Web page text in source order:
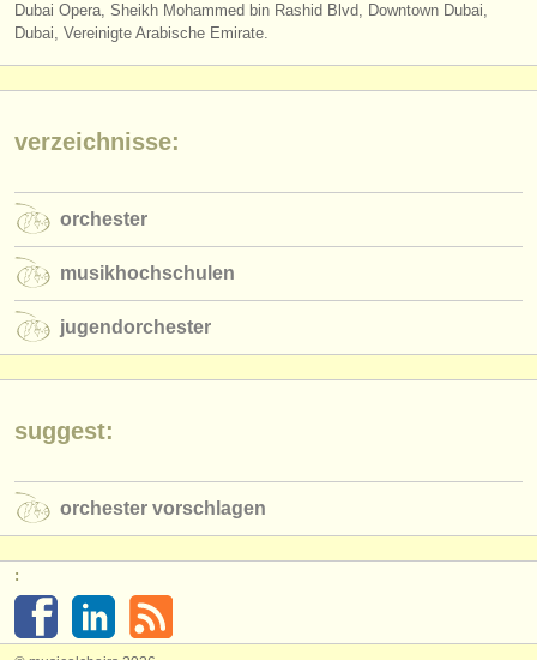
rss feeds
nachrichten in der klassischen musik
verlage:
find out about our
ATSfaq
einloggen
Dubai Opera, Sheikh Mohammed bin Rashid Blvd, Downtown Dubai,
Dubai, Vereinigte Arabische Emirate.
verzeichnisse:
orchester
musikhochschulen
jugendorchester
suggest:
orchester vorschlagen
: